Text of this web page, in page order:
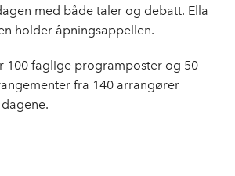
med både taler og debatt. Ella
holder åpningsappellen.
100 faglige programposter og 50
fra 140 arrangører